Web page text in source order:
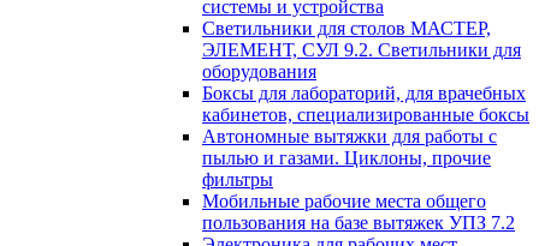
системы и устройства
Светильники для столов МАСТЕР,
ЭЛЕМЕНТ, СУЛ 9.2. Светильники для
оборудования
Боксы для лабораторий, для врачебных
кабинетов, специализированные боксы
Автономные вытяжки для работы с
пылью и газами. Циклоны, прочие
фильтры
Мобильные рабочие места общего
пользования на базе вытяжек УПЗ 7.2